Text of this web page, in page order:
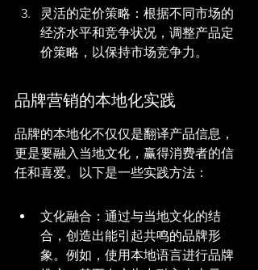
灵活的定价策略：根据不同市场的
经济水平和竞争状况，调整产品定
价策略，以保持市场竞争力。
品牌营销的本地化实践
品牌的本地化不仅仅是翻译产品信息，
更是要融入当地文化，赢得消费者的信
任和喜爱。以下是一些实践方法：
文化融合：通过与当地文化的结
合，创造出能引起共鸣的品牌形
象。例如，使用本地语言进行品牌